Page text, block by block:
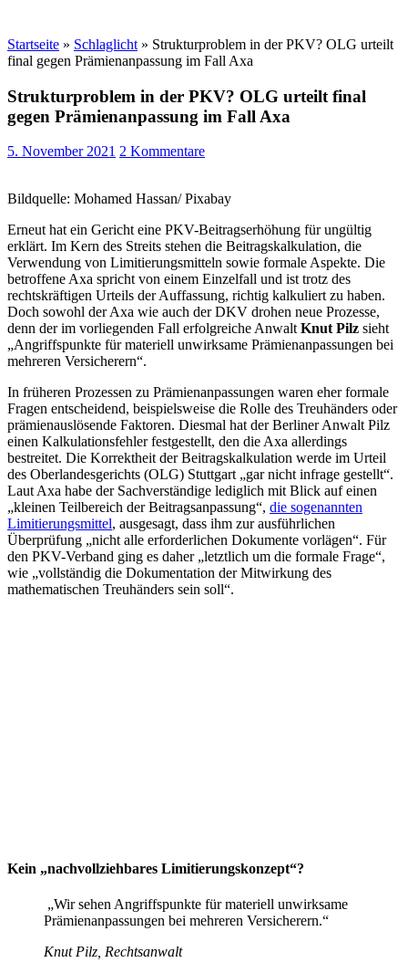
Startseite » Schlaglicht » Strukturproblem in der PKV? OLG urteilt
final gegen Prämienanpassung im Fall Axa
Strukturproblem in der PKV? OLG urteilt final
gegen Prämienanpassung im Fall Axa
5. November 2021 2 Kommentare
Bildquelle: Mohamed Hassan/ Pixabay
Erneut hat ein Gericht eine PKV-Beitragserhöhung für ungültig
erklärt. Im Kern des Streits stehen die Beitragskalkulation, die
Verwendung von Limitierungsmitteln sowie formale Aspekte. Die
betroffene Axa spricht von einem Einzelfall und ist trotz des
rechtskräftigen Urteils der Auffassung, richtig kalkuliert zu haben.
Doch sowohl der Axa wie auch der DKV drohen neue Prozesse,
denn der im vorliegenden Fall erfolgreiche AnwaltKnut Pilz sieht
„Angriffspunkte für materiell unwirksame Prämienanpassungen bei
mehreren Versicherern“.
In früheren Prozessen zu Prämienanpassungen waren eher formale
Fragen entscheidend, beispielsweise die Rolle des Treuhänders oder
prämienauslösende Faktoren. Diesmal hat der Berliner Anwalt Pilz
einen Kalkulationsfehler festgestellt, den die Axa allerdings
bestreitet. Die Korrektheit der Beitragskalkulation werde im Urteil
des Oberlandesgerichts (OLG) Stuttgart „gar nicht infrage gestellt“.
Laut Axa habe der Sachverständige lediglich mit Blick auf einen
„kleinen Teilbereich der Beitragsanpassung“, die sogenannten
Limitierungsmittel, ausgesagt, dass ihm zur ausführlichen
Überprüfung „nicht alle erforderlichen Dokumente vorlägen“. Für
den PKV-Verband ging es daher „letztlich um die formale Frage“,
wie „vollständig die Dokumentation der Mitwirkung des
mathematischen Treuhänders sein soll“.
Kein „nachvollziehbares Limitierungskonzept“?
„Wir sehen Angriffspunkte für materiell unwirksame
Prämienanpassungen bei mehreren Versicherern.“
Knut Pilz, Rechtsanwalt